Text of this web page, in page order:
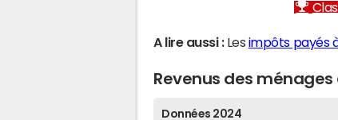
A lire aussi :Les impôts payés
Revenus des ménages
Données 2024